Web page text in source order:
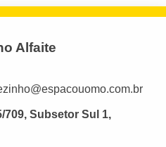
Alfaite
709, Subsetor Sul 1,